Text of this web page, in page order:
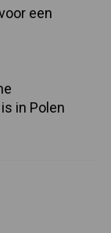
een
in Polen